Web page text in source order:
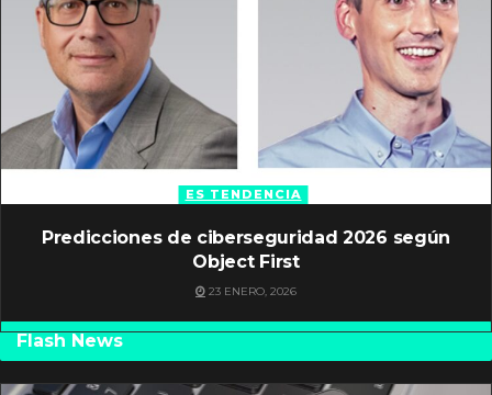
ES TENDENCIA
Predicciones de ciberseguridad 2026 según
Object First
23 ENERO, 2026
Flash News